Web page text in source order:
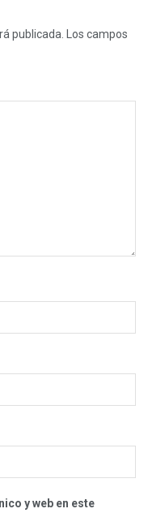
publicada.
Los campos
y web en este